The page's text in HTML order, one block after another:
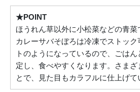
★POINT
ほうれん草以外に小松菜などの青菜
カレーサバそぼろは冷凍でストッ
トのようになっているので、ごは
定し、食べやすくなります。さまざ
とで、見た目もカラフルに仕上げて